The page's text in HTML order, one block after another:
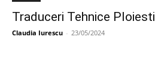
Traduceri Tehnice Ploiesti
Claudia Iurescu - 23/05/2024